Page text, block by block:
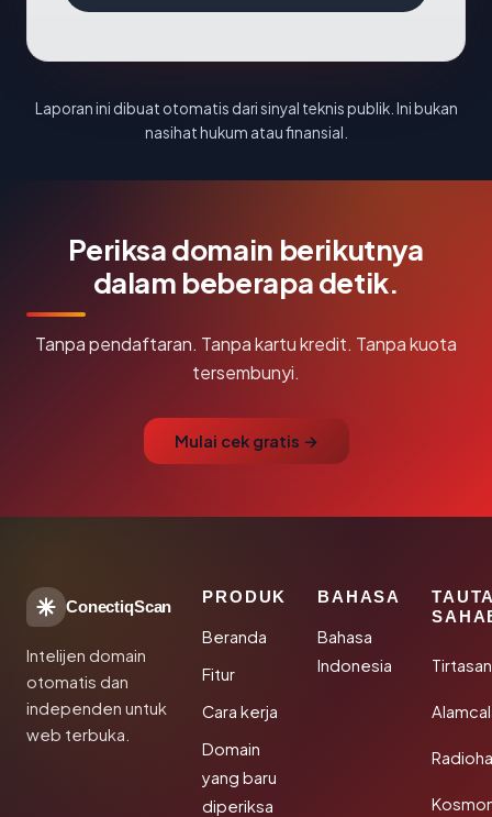
Laporan ini dibuat otomatis dari sinyal teknis publik. Ini bukan
nasihat hukum atau finansial.
Periksa domain berikutnya
dalam beberapa detik.
Tanpa pendaftaran. Tanpa kartu kredit. Tanpa kuota
tersembunyi.
Mulai cek gratis →
ConectiqScan
Intelijen domain
otomatis dan
independen untuk
web terbuka.
PRODUK
Beranda
Fitur
Cara kerja
Domain
yang baru
diperiksa
BAHASA
Bahasa
Indonesia